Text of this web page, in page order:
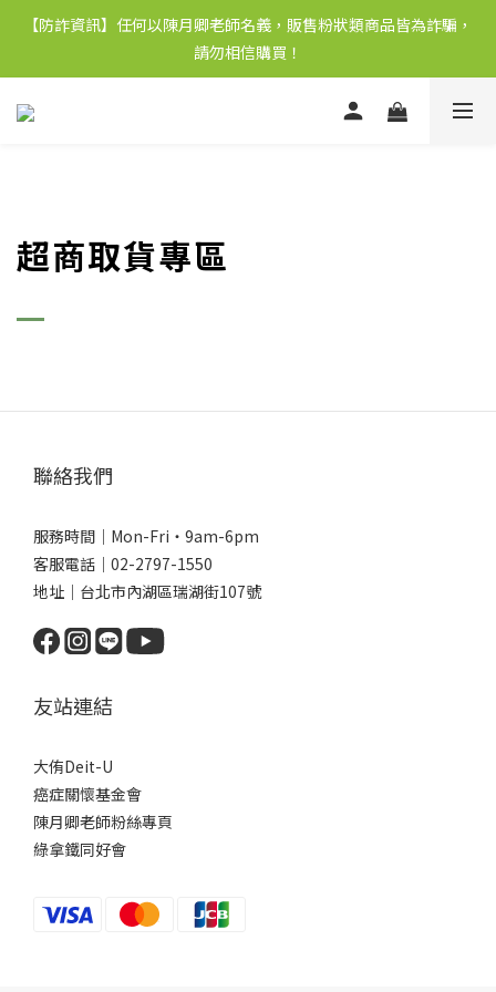
【防詐資訊】任何以陳月卿老師名義，販售粉狀類商品皆為詐騙，
請勿相信購買！
超商取貨專區
聯絡我們
服務時間｜Mon-Fri・9am-6pm
客服電話｜02-2797-1550
地址｜台北市內湖區瑞湖街107號
友站連結
大侑Deit-U
癌症關懷基金會
陳月卿老師粉絲專頁
綠拿鐵同好會